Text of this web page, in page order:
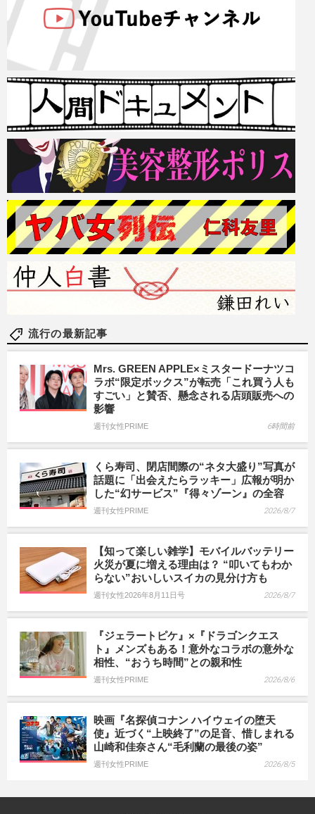
流行の最新記事
Mrs. GREEN APPLE×ミスタードーナツコ
ラボ“限定ボックス”が転売「これ買う人も
すごい」と賛否、懸念される店頭販売への
影響
週刊女性PRIME 6時間前
くら寿司、閉店間際の“ネタ大盛り”写真が
話題に「出会えたらラッキー」広報が明か
した“幻サービス”『得々ゾーン』の全容
週刊女性PRIME 2026/8/7
【知って楽しい雑学】モバイルバッテリー
火災が夏に増える理由は？ “叩いてもわか
らない”おいしいスイカの見分け方も
週刊女性2026年8月11日号 2026/8/7
『ジェラートピケ』×『ドラゴンクエス
ト』メンズもある！意外なコラボの意外な
相性、“おうち時間”との親和性
週刊女性PRIME 2026/8/6
映画『名探偵コナン ハイウェイの堕天
使』近づく“上映終了”の足音、惜しまれる
山崎和佳奈さん“毛利蘭の最後の姿”
週刊女性PRIME 2026/8/5